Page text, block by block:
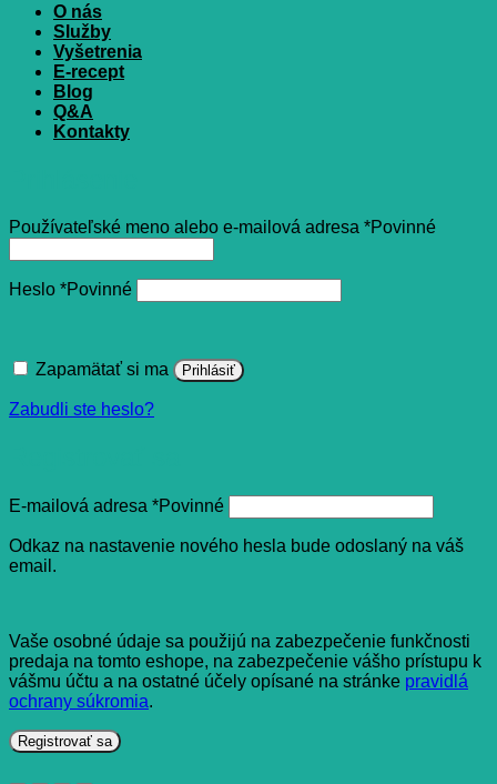
O nás
Služby
Vyšetrenia
E-recept
Blog
Q&A
Kontakty
Používateľské meno alebo e-mailová adresa *Povinné
Heslo *Povinné
Zapamätať si ma Prihlásiť
Zabudli ste heslo?
E-mailová adresa *Povinné
Odkaz na nastavenie nového hesla bude odoslaný na váš
email.
Vaše osobné údaje sa použijú na zabezpečenie funkčnosti
predaja na tomto eshope, na zabezpečenie vášho prístupu k
vášmu účtu a na ostatné účely opísané na stránke pravidlá
ochrany súkromia.
Registrovať sa